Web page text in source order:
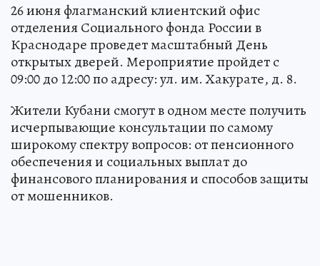
26 июня флагманский клиентский офис
отделения Социального фонда России в
Краснодаре проведет масштабный День
открытых дверей. Мероприятие пройдет с
09:00 до 12:00 по адресу: ул. им. Хакурате, д. 8.
Жители Кубани смогут в одном месте получить
исчерпывающие консультации по самому
широкому спектру вопросов: от пенсионного
обеспечения и социальных выплат до
финансового планирования и способов защиты
от мошенников.